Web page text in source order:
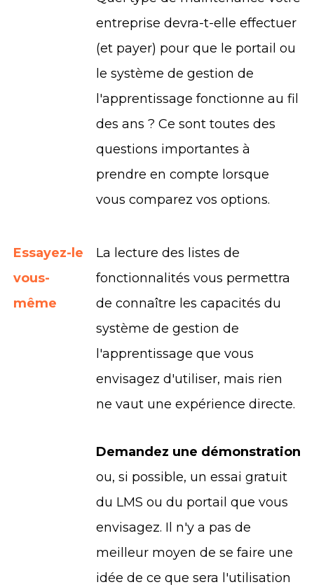
entreprise devra-t-elle effectuer
(et payer) pour que le portail ou
le système de gestion de
l'apprentissage fonctionne au fil
des ans ? Ce sont toutes des
questions importantes à
prendre en compte lorsque
vous comparez vos options.
Essayez-le
vous-
même
La lecture des listes de
fonctionnalités vous permettra
de connaître les capacités du
système de gestion de
l'apprentissage que vous
envisagez d'utiliser, mais rien
ne vaut une expérience directe.
Demandez une démonstration
ou, si possible, un essai gratuit
du LMS ou du portail que vous
envisagez. Il n'y a pas de
meilleur moyen de se faire une
idée de ce que sera l'utilisation